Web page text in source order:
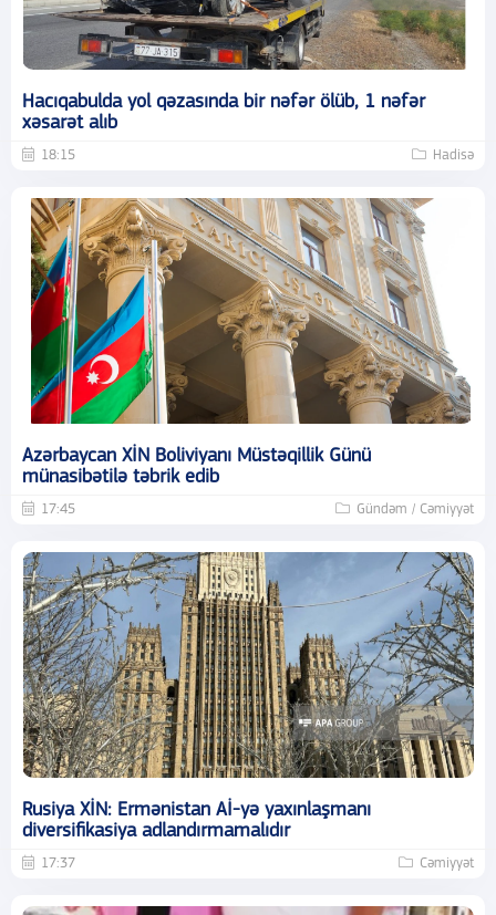
Hacıqabulda yol qəzasında bir nəfər ölüb, 1 nəfər
xəsarət alıb
18:15 Hadisə
Azərbaycan XİN Boliviyanı Müstəqillik Günü
münasibətilə təbrik edib
17:45 Gündəm / Cəmiyyət
Rusiya XİN: Ermənistan Aİ-yə yaxınlaşmanı
diversifikasiya adlandırmamalıdır
17:37 Cəmiyyət